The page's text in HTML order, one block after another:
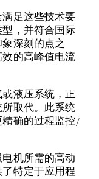
足这些技术要
，并符合国际
深刻的点之
的高峰值电流
液压系统，正
取代。此系统
确的过程监控/
机所需的高动
特定于应用程